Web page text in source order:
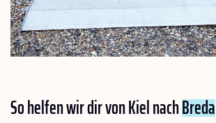
So helfen wir dir von Kiel nachBreda